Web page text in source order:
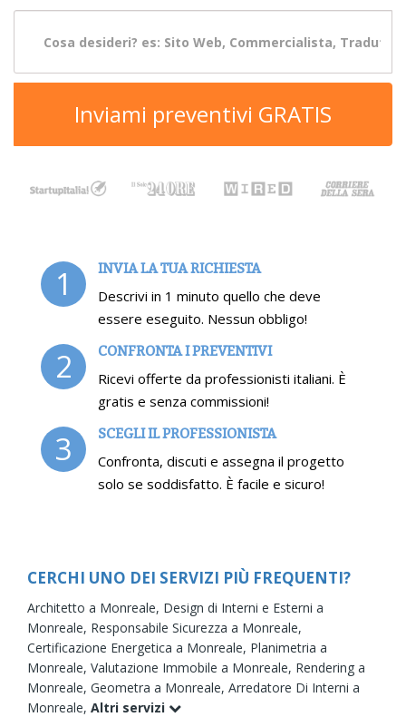
Inviami preventivi GRATIS
1 INVIA LA TUA RICHIESTA
Descrivi in 1 minuto quello che deve
essere eseguito. Nessun obbligo!
2 CONFRONTA I PREVENTIVI
Ricevi offerte da professionisti italiani. È
gratis e senza commissioni!
3 SCEGLI IL PROFESSIONISTA
Confronta, discuti e assegna il progetto
solo se soddisfatto. È facile e sicuro!
CERCHI UNO DEI SERVIZI PIÙ FREQUENTI?
Architetto a Monreale, Design di Interni e Esterni a
Monreale, Responsabile Sicurezza a Monreale,
Certificazione Energetica a Monreale, Planimetria a
Monreale, Valutazione Immobile a Monreale, Rendering a
Monreale, Geometra a Monreale, Arredatore Di Interni a
Monreale, Altri servizi